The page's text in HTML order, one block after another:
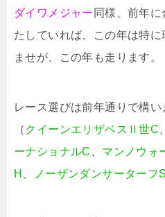
ダイワメジャー 同様、前年
たしていれば、この年は特
ませが、この年も走ります。
レース選びは前年通りで構い
（ クイーンエリザベスⅡ世C
ーナショナルC
マンノウォ
H
ノーザンダンサーターフS